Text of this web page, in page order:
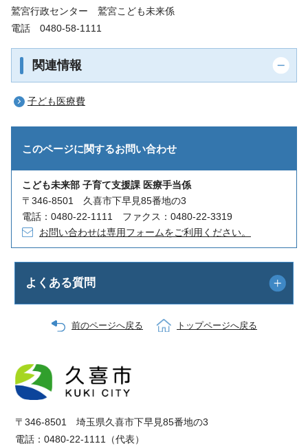
鷲宮行政センター 鷲宮こども未来係
電話 0480-58-1111
関連情報
子ども医療費
このページに関するお問い合わせ
こども未来部 子育て支援課 医療手当係
〒346-8501 久喜市下早見85番地の3
電話：0480-22-1111 ファクス：0480-22-3319
お問い合わせは専用フォームをご利用ください。
よくある質問
前のページへ戻る トップページへ戻る
〒346-8501 埼玉県久喜市下早見85番地の3
電話：0480-22-1111（代表）